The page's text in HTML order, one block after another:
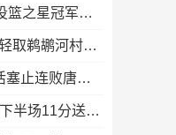
全明星：华盛顿神秘人夺投篮之星冠军！福德夺得三分大赛冠军！
🏀夏联-步行者第三节爆发轻取鹈鹕河村勇辉5+5+12斯劳森22分
🏀夏联-热火5人上双轻取活塞止连败唐纳森20+8+10奥科里27分
🏀夏联-杨瀚森13+5+4帽&下半场11分送惊艳妙传开拓者力克掘金